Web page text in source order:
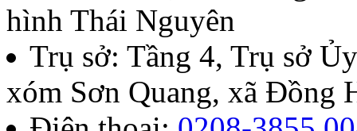
hình Thái Nguyên
Trụ sở: Tầng 4, Trụ sở
xóm Sơn Quang, xã Đồng